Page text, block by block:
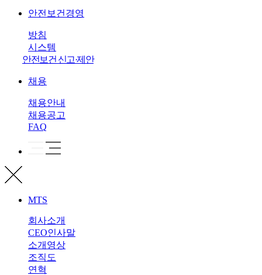
안전보건경영
방침
시스템
안전보건 신고·제안
채용
채용안내
채용공고
FAQ
MTS
회사소개
CEO인사말
소개영상
조직도
연혁